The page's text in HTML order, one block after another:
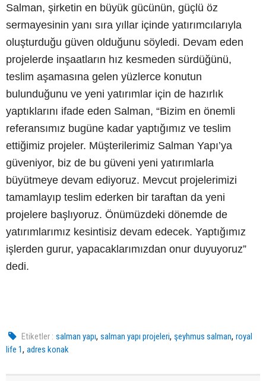
Salman, şirketin en büyük gücünün, güçlü öz
sermayesinin yanı sıra yıllar içinde yatırımcılarıyla
oluşturduğu güven olduğunu söyledi. Devam eden
projelerde inşaatların hız kesmeden sürdüğünü,
teslim aşamasına gelen yüzlerce konutun
bulunduğunu ve yeni yatırımlar için de hazırlık
yaptıklarını ifade eden Salman, “Bizim en önemli
referansımız bugüne kadar yaptığımız ve teslim
ettiğimiz projeler. Müşterilerimiz Salman Yapı’ya
güveniyor, biz de bu güveni yeni yatırımlarla
büyütmeye devam ediyoruz. Mevcut projelerimizi
tamamlayıp teslim ederken bir taraftan da yeni
projelere başlıyoruz. Önümüzdeki dönemde de
yatırımlarımız kesintisiz devam edecek. Yaptığımız
işlerden gurur, yapacaklarımızdan onur duyuyoruz”
dedi.
Etiketler : salman yapı,salman yapı projeleri,şeyhmus salman,royal
life 1, adres konak